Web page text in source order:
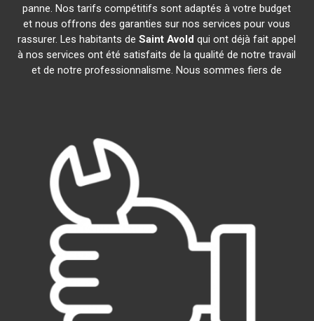
panne. Nos tarifs compétitifs sont adaptés à votre budget
et nous offrons des garanties sur nos services pour vous
rassurer. Les habitants deSaint Avold qui ont déjà fait appel
à nos services ont été satisfaits de la qualité de notre travail
et de notre professionnalisme. Nous sommes fiers de